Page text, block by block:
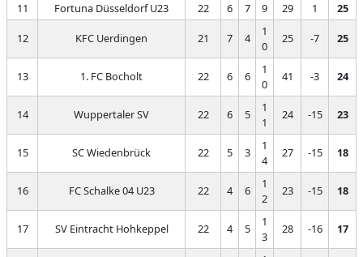
11
Fortuna Düsseldorf U23 22 6 7 9 29 1 25
12 KFC Uerdingen 21 7 4
1
0
25 -7 25
13 1. FC Bocholt 22 6 6
1
0
41 -3 24
14 Wuppertaler SV 22 6 5
1
1
24 -15 23
15 SC Wiedenbrück 22 5 3
1
4
27 -15 18
16 FC Schalke 04 U23 22 4 6
1
2
23 -15 18
17 SV Eintracht Hohkeppel 22 4 5
1
3
28 -16 17